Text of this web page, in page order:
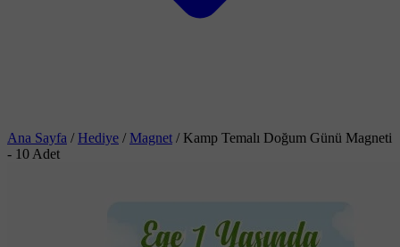
Ana Sayfa / Hediye / Magnet / Kamp Temalı Doğum Günü Magneti
- 10 Adet